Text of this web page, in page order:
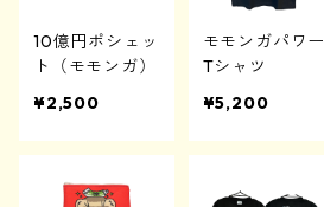
10億円ポシェッ
ト（モモンガ）
¥2,500
モモンガパワー
Tシャツ
¥5,200